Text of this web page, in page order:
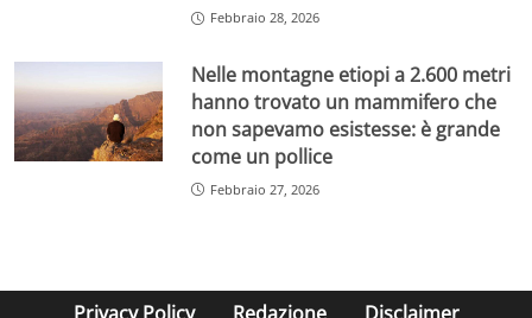
Febbraio 28, 2026
Nelle montagne etiopi a 2.600 metri
hanno trovato un mammifero che
non sapevamo esistesse: è grande
come un pollice
Febbraio 27, 2026